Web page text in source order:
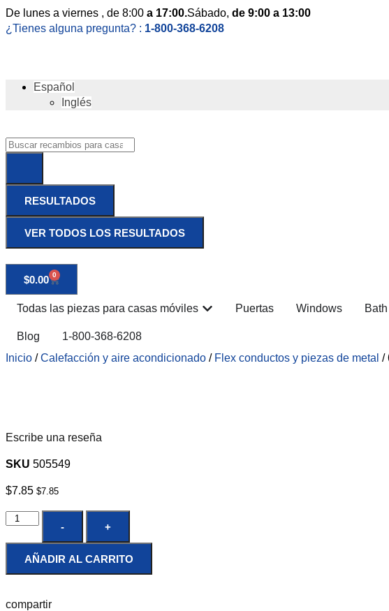
De lunes a viernes , de 8:00 a 17:00.Sábado, de 9:00 a 13:00
¿Tienes alguna pregunta? : 1-800-368-6208
Español
Inglés
RESULTADOS
VER TODOS LOS RESULTADOS
$0.00 0
Todas las piezas para casas móviles Puertas Windows Bath
Blog
1-800-368-6208
Inicio /Calefacción y aire acondicionado / Flex conductos y piezas de metal /
Escribe una reseña
SKU 505549
$7.85 $7.85
- +
AÑADIR AL CARRITO
compartir